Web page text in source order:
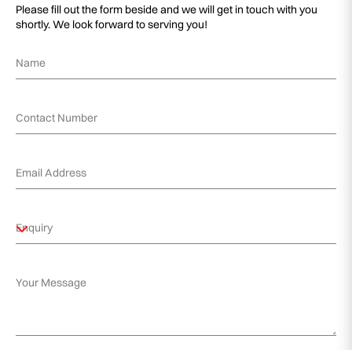
Please fill out the form beside and we will get in touch with you
shortly. We look forward to serving you!